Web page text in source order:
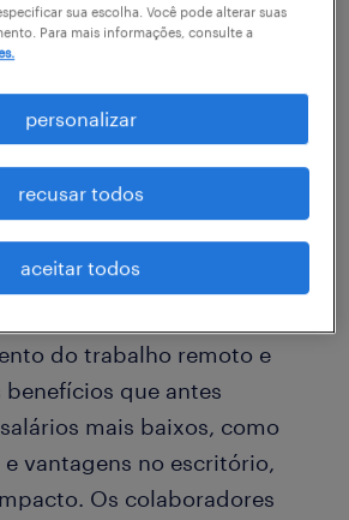
eficaz o quanto valoriza
Confira opções
demonstrar
pela dedicação da sua
apenas de aumentos
estratégia de benefícios de
do trabalho remoto e
que antes
mais baixos, como
vantagens no escritório,
Os colaboradores
sua escolha. Você pode alterar suas
Para mais informações, consulte a
personalizar
recusar todos
aceitar todos